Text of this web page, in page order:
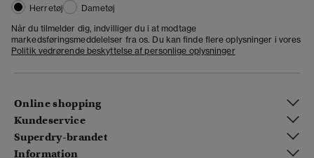
Herretøj
Dametøj
Når du tilmelder dig, indvilliger du i at modtage
markedsføringsmeddelelser fra os. Du kan finde flere oplysninger i vores
Politik vedrørende beskyttelse af personlige oplysninger
Online shopping
Kundeservice
Superdry-brandet
Information